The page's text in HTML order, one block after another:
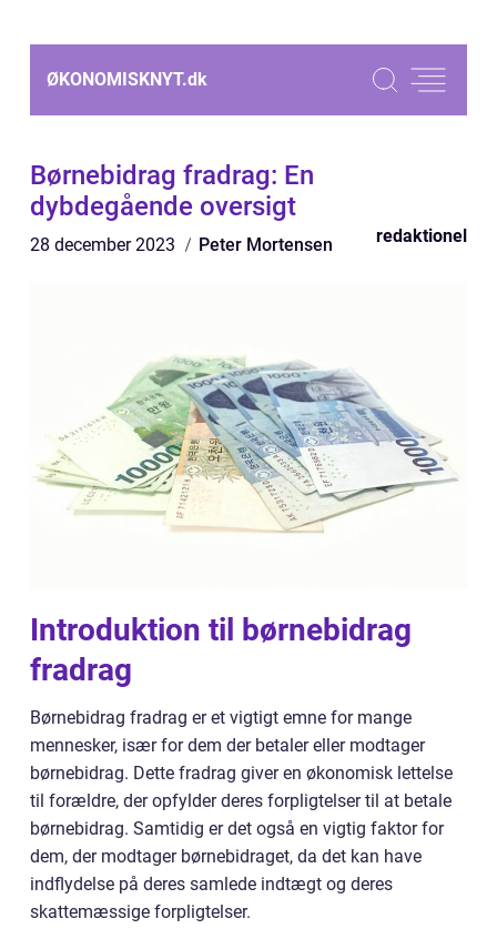
ØKONOMISKNYT.dk
Børnebidrag fradrag: En
dybdegående oversigt
28 december 2023 Peter Mortensen redaktionel
Introduktion til børnebidrag
fradrag
Børnebidrag fradrag er et vigtigt emne for mange
mennesker, især for dem der betaler eller modtager
børnebidrag. Dette fradrag giver en økonomisk lettelse
til forældre, der opfylder deres forpligtelser til at betale
børnebidrag. Samtidig er det også en vigtig faktor for
dem, der modtager børnebidraget, da det kan have
indflydelse på deres samlede indtægt og deres
skattemæssige forpligtelser.